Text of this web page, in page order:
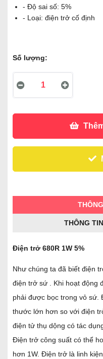
- Độ sai số: 5%
- Loại: điện trở cố định
Số lượng:
THÔNG
Điện trở 680R 1W 5%
Như chúng ta đã biết điện
điện trở sứ . Khi hoạt động
phải được bọc trong vỏ sứ.
thước lớn hơn so với điện
điện tử thụ dộng có tác
Điện trở công suất có thể
hơn 1W. Điện trở là linh